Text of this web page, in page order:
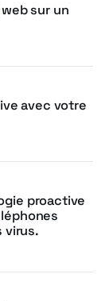
sur un
avec votre
proactive
virus.